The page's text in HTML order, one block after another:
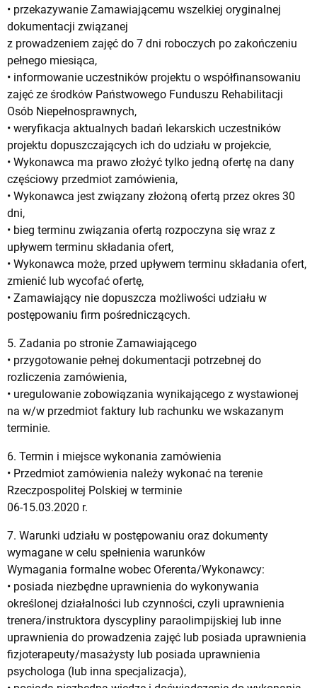
• przekazywanie Zamawiającemu wszelkiej oryginalnej
dokumentacji związanej
z prowadzeniem zajęć do 7 dni roboczych po zakończeniu
pełnego miesiąca,
• informowanie uczestników projektu o współfinansowaniu
zajęć ze środków Państwowego Funduszu Rehabilitacji
Osób Niepełnosprawnych,
• weryfikacja aktualnych badań lekarskich uczestników
projektu dopuszczających ich do udziału w projekcie,
• Wykonawca ma prawo złożyć tylko jedną ofertę na dany
częściowy przedmiot zamówienia,
• Wykonawca jest związany złożoną ofertą przez okres 30
dni,
• bieg terminu związania ofertą rozpoczyna się wraz z
upływem terminu składania ofert,
• Wykonawca może, przed upływem terminu składania ofert,
zmienić lub wycofać ofertę,
• Zamawiający nie dopuszcza możliwości udziału w
postępowaniu firm pośredniczących.
5. Zadania po stronie Zamawiającego
• przygotowanie pełnej dokumentacji potrzebnej do
rozliczenia zamówienia,
• uregulowanie zobowiązania wynikającego z wystawionej
na w/w przedmiot faktury lub rachunku we wskazanym
terminie.
6. Termin i miejsce wykonania zamówienia
• Przedmiot zamówienia należy wykonać na terenie
Rzeczpospolitej Polskiej w terminie
06-15.03.2020 r.
7. Warunki udziału w postępowaniu oraz dokumenty
wymagane w celu spełnienia warunków
Wymagania formalne wobec Oferenta/Wykonawcy:
• posiada niezbędne uprawnienia do wykonywania
określonej działalności lub czynności, czyli uprawnienia
trenera/instruktora dyscypliny paraolimpijskiej lub inne
uprawnienia do prowadzenia zajęć lub posiada uprawnienia
fizjoterapeuty/masażysty lub posiada uprawnienia
psychologa (lub inna specjalizacja),